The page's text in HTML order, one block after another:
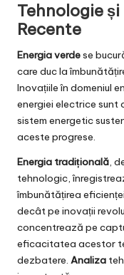
Tehnologie
Recente
Energia verdese
care duc la
Inovațiile în domeniul
energiei electrice sunt
sistem energetic
aceste progrese.
Energia tradițională,
tehnologic,
îmbunătățirea
decât pe inovații
concentrează pe
eficacitatea acestor
dezbatere. Analiza